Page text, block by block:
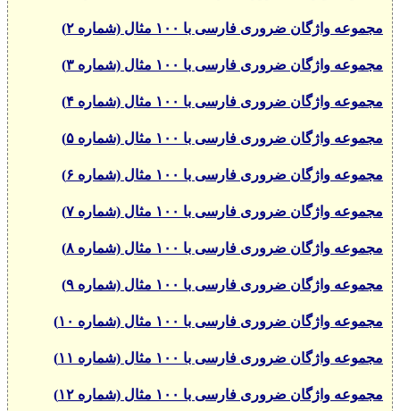
مجموعه واژگان ضروری فارسی با ۱۰۰ مثال (شماره ۲)
مجموعه واژگان ضروری فارسی با ۱۰۰ مثال (شماره ۳)
مجموعه واژگان ضروری فارسی با ۱۰۰ مثال (شماره ۴)
مجموعه واژگان ضروری فارسی با ۱۰۰ مثال (شماره ۵)
مجموعه واژگان ضروری فارسی با ۱۰۰ مثال (شماره ۶)
مجموعه واژگان ضروری فارسی با ۱۰۰ مثال (شماره ۷)
مجموعه واژگان ضروری فارسی با ۱۰۰ مثال (شماره ۸)
مجموعه واژگان ضروری فارسی با ۱۰۰ مثال (شماره ۹)
مجموعه واژگان ضروری فارسی با ۱۰۰ مثال (شماره ۱۰)
مجموعه واژگان ضروری فارسی با ۱۰۰ مثال (شماره ۱۱)
مجموعه واژگان ضروری فارسی با ۱۰۰ مثال (شماره ۱۲)